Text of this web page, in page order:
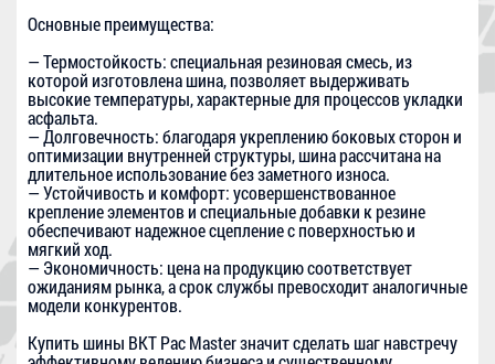
Основные преимущества:
— Термостойкость: специальная резиновая смесь, из
которой изготовлена шина, позволяет выдерживать
высокие температуры, характерные для процессов укладки
асфальта.
— Долговечность: благодаря укреплению боковых сторон и
оптимизации внутренней структуры, шина рассчитана на
длительное использование без заметного износа.
— Устойчивость и комфорт: усовершенствованное
крепление элементов и специальные добавки к резине
обеспечивают надежное сцепление с поверхностью и
мягкий ход.
— Экономичность: цена на продукцию соответствует
ожиданиям рынка, а срок службы превосходит аналогичные
модели конкурентов.
Купить шины BKT Pac Master значит сделать шаг навстречу